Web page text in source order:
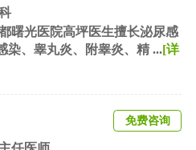
曙光医院高坪医生擅长泌尿感
染、睾丸炎、附睾炎、精 ...[详
免费咨询